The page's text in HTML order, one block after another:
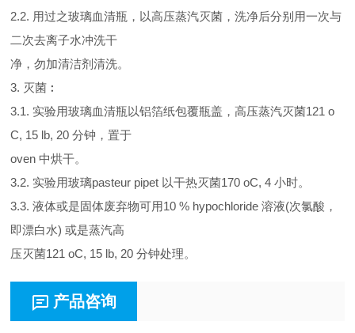
2.2. 用过之玻璃血清瓶，以高压蒸汽灭菌，洗净后分别用一次与
二次去离子水冲洗干
净，勿加清洁剂清洗。
3. 灭菌︰
3.1. 实验用玻璃血清瓶以铝箔纸包覆瓶盖，高压蒸汽灭菌121 o
C, 15 lb, 20 分钟，置于
oven 中烘干。
3.2. 实验用玻璃pasteur pipet 以干热灭菌170 oC, 4 小时。
3.3. 液体或是固体废弃物可用10 % hypochloride 溶液(次氯酸，
即漂白水) 或是蒸汽高
压灭菌121 oC, 15 lb, 20 分钟处理。
产品咨询